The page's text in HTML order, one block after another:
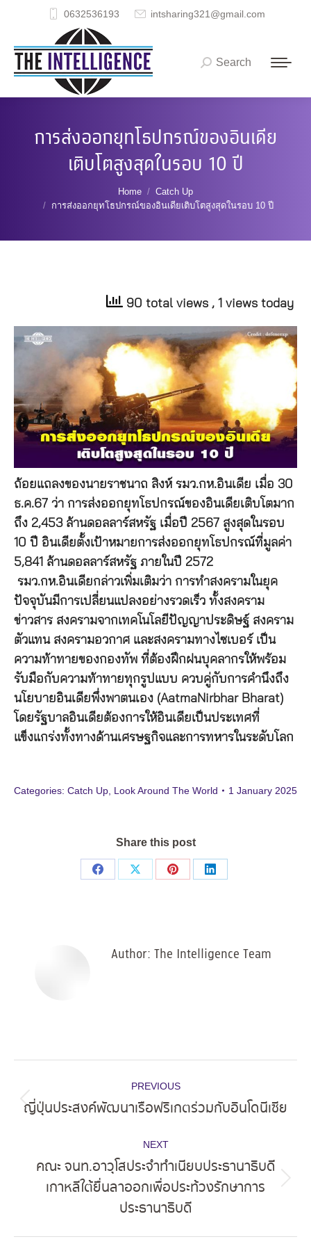
0632536193 intsharing321@gmail.com
Search:
Search
การส่งออกยุทโธปกรณ์ของอินเดีย
เติบโตสูงสุดในรอบ 10 ปี
Home
Catch Up
การส่งออกยุทโธปกรณ์ของอินเดียเติบโตสูงสุดในรอบ 10 ปี
90 total views , 1 views today
ถ้อยแถลงของนายราชนาถ สิงห์ รมว.กห.อินเดีย เมื่อ 30
ธ.ค.67 ว่า การส่งออกยุทโธปกรณ์ของอินเดียเติบโตมาก
ถึง 2,453 ล้านดอลลาร์สหรัฐ เมื่อปี 2567 สูงสุดในรอบ
10 ปี อินเดียตั้งเป้าหมายการส่งออกยุทโธปกรณ์ที่มูลค่า
5,841 ล้านดอลลาร์สหรัฐ ภายในปี 2572
รมว.กห.อินเดียกล่าวเพิ่มเติมว่า การทำสงครามในยุค
ปัจจุบันมีการเปลี่ยนแปลงอย่างรวดเร็ว ทั้งสงคราม
ข่าวสาร สงครามจากเทคโนโลยีปัญญาประดิษฐ์ สงคราม
ตัวแทน สงครามอวกาศ และสงครามทางไซเบอร์ เป็น
ความท้าทายของกองทัพ ที่ต้องฝึกฝนบุคลากรให้พร้อม
รับมือกับความท้าทายทุกรูปแบบ ควบคู่กับการคำนึงถึง
นโยบายอินเดียพึ่งพาตนเอง (AatmaNirbhar Bharat)
โดยรัฐบาลอินเดียต้องการให้อินเดียเป็นประเทศที่
แข็งแกร่งทั้งทางด้านเศรษฐกิจและการทหารในระดับโลก
Categories: Catch Up Look Around The World 1 January 2025
Share this post
Share
Share
Share
Share
Author: The Intelligence Team
navigation
PREVIOUS
Previous
ญี่ปุ่นประสงค์พัฒนาเรือฟริเกตร่วมกับอินโดนีเซีย
NEXT
Next
post:
คณะ จนท.อาวุโสประจำทำเนียบประธานาธิบดี
เกาหลีใต้ยื่นลาออกเพื่อประท้วงรักษาการ
ประธานาธิบดี